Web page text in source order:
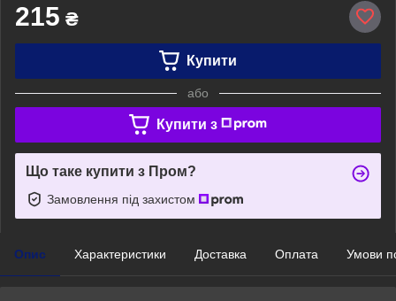
215 ₴
Купити
або
Купити з
Що таке купити з Пром?
Замовлення під захистом
Опис Характеристики Доставка Оплата Умови